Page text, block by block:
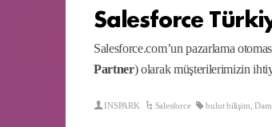
Salesforce
Salesforce.com’un pazarlama
Partner) olarak müşterilerimizin
INSPARK Salesforce bulut bilişim ,